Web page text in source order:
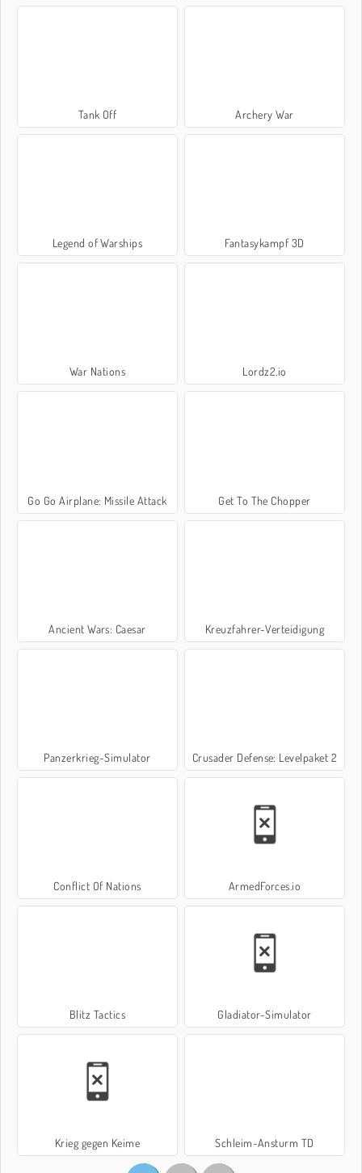
Tank Off Archery War
Legend of Warships Fantasykampf 3D
War Nations Lordz2.io
Go Go Airplane: Missile Attack Get To The Chopper
Ancient Wars: Caesar Kreuzfahrer-Verteidigung
Panzerkrieg-Simulator Crusader Defense: Levelpaket 2
Conflict Of Nations ArmedForces.io
Blitz Tactics Gladiator-Simulator
Krieg gegen Keime Schleim-Ansturm TD